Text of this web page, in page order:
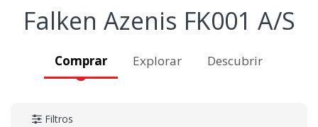
Falken Azenis FK001 A/S
Comprar Explorar Descubrir
Filtros